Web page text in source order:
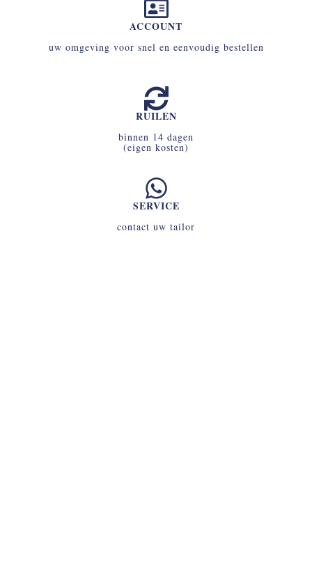
ACCOUNT
uw omgeving voor snel en eenvoudig bestellen
RUILEN
binnen 14 dagen
(eigen kosten)
SERVICE
contact uw tailor